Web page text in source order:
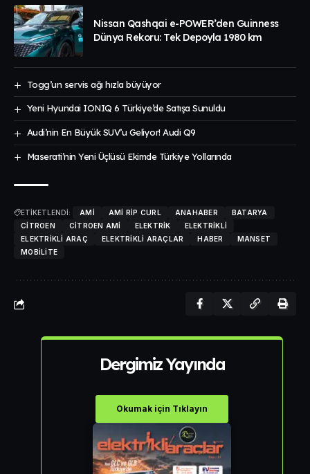
Nissan Qashqai e-POWER’den Guinness
Dünya Rekoru: Tek Depoyla 1980 km
Togg’un servis ağı hızla büyüyor
Yeni Hyundai IONIQ 6 Türkiye’de Satışa Sunuldu
Audi’nin En Büyük SUV’u Geliyor! Audi Q9
Maserati’nin Yeni Üçlüsü Ekimde Türkiye Yollarında
ETİKETLENDİ: AMI AMI RIP CURL ANAHABER
BATARYA
CITROEN
CITROEN AMI ELEKTRIK
ELEKTRIKLI
ELEKTRIKLI ARAÇ
ELEKTRIKLI ARAÇLAR HABER
MANSET
MOBILITE
Dergimiz Yayında
Okumak için Tıklayın